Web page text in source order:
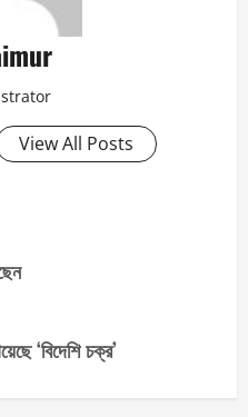
View All Posts
‘বিদেশি চক্র’